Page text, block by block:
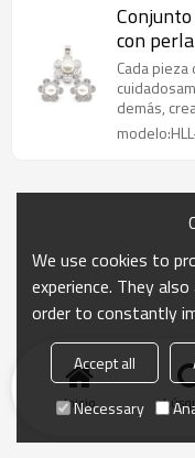
con
de
Cada
demás,
vez
Inicio
We use cookies to
experience. They
order to constantly
Accept all
Necessary